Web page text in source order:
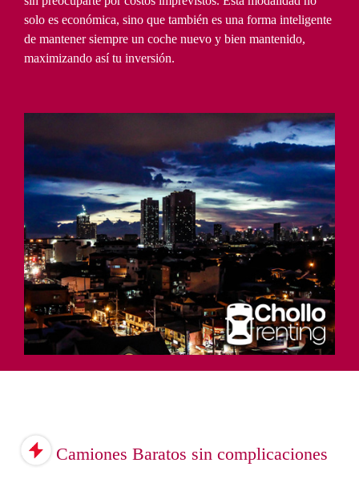
solo es económica, sino que también es una forma inteligente
de mantener siempre un coche nuevo y bien mantenido,
maximizando así tu inversión.
Camiones Baratos sin complicaciones